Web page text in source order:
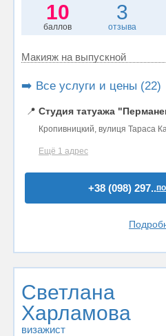
10
баллов
3
отзыва
Макияж на выпускной
➡️ Все услуги и цены (22)
📍 Студия татуажа
Кропивницкий, вулиця Тараса
Ещё 1 адрес
+38 (098) 297..
Светлана
Харламова
визажист